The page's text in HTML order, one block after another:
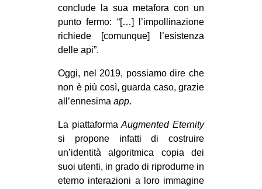
MEDIO ORIENTE
MONDO
in
tw
bsky
ms
conclude la sua metafora con un
punto fermo: “[…] l’impollinazione
richiede [comunque] l’esistenza
delle api”.
Oggi, nel 2019, possiamo dire che
non è più così, guarda caso, grazie
all’ennesima app.
La piattaformaAugmented Eternity
si propone infatti di costruire
un’identità algoritmica copia dei
suoi utenti, in grado di riprodurne in
eterno interazioni a loro immagine